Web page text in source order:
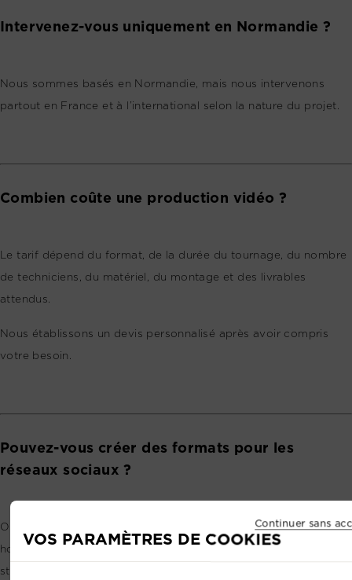
Intervenez-vous uniquement en Normandie ?
Nous sommes basés en Normandie, mais nous intervenons
partout en France et à l’international selon la nature du projet.
Combien coûte une production vidéo ?
Le tarif dépend du format, de la durée du tournage, du nombre
de techniciens, du matériel, du montage et des livrables
attendus.
Nous établissons un devis personnalisé après avoir compris
votre besoin.
Pouvez-vous créer des formats pour les
réseaux sociaux ?
Oui. Nous pouvons décliner une vidéo en plusieurs formats :
horizontal, vertical, carré, teaser court, extrait sous-titré, reel,
story ou vidéo optimisée pour LinkedIn, Instagram, TikTok,
VOS PARAMÈTRES DE COOKIES
Continuer sans